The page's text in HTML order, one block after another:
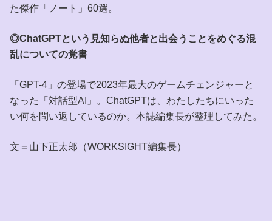
た傑作「ノート」60選。
◎ChatGPTという見知らぬ他者と出会うことをめぐる混
乱についての覚書
「GPT-4」の登場で2023年最大のゲームチェンジャーと
なった「対話型AI」。ChatGPTは、わたしたちにいった
い何を問い返しているのか。本誌編集長が整理してみた。
文＝山下正太郎（WORKSIGHT編集長）